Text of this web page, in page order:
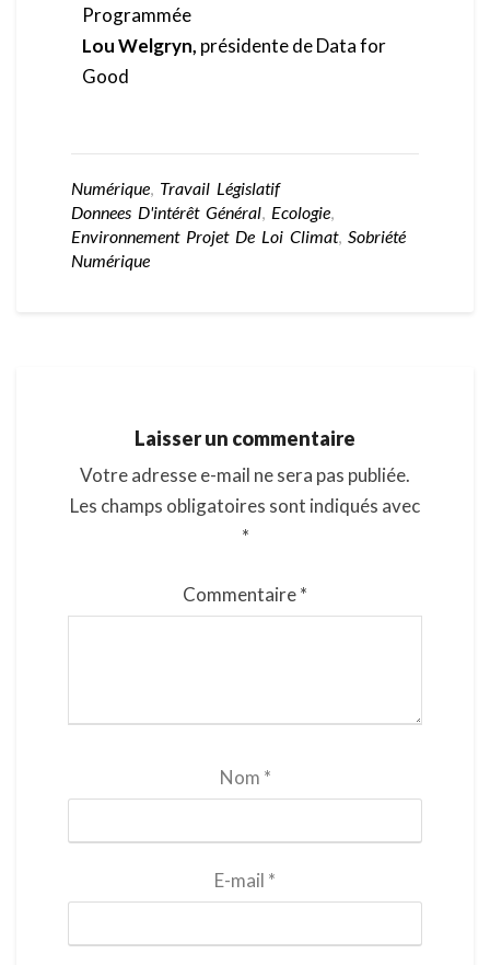
Programmée
Lou Welgryn, présidente de Data for
Good
Numérique Travail Législatif
Donnees D'intérêt Général Ecologie
Environnement Projet De Loi Climat, Sobriété
Numérique
Laisser un commentaire
Votre adresse e-mail ne sera pas publiée.
Les champs obligatoires sont indiqués avec
*
Commentaire*
Nom *
E-mail *